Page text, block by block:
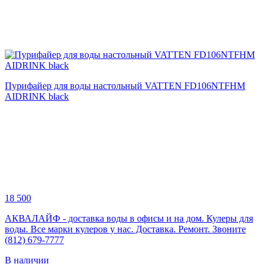
Пурифайер для воды настольный VATTEN FD106NTFHM
AIDRINK black
18 500
АКВАЛАЙФ - доставка воды в офисы и на дом. Кулеры для
воды. Все марки кулеров у нас. Доставка. Ремонт. Звоните
(812) 679-7777
В наличии